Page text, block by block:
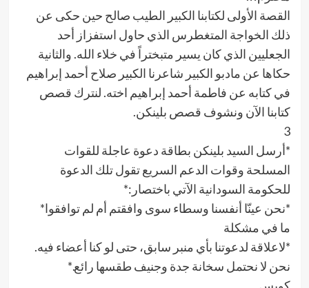
القصة الأولى لكتابنا الكبير الطيب صالح حين حكى عن
ذلك الخواجة المتغطرس الذي حاول استفزاز أحد
الجعليين الذي كان يسير متبختراً في خلاء الله. والثانية
حكاها عن مادبو الكبير شاعرنا الكبير صلاح أحمد إبراهيم
في كتابه عن فاطمة أحمد إبراهيم اخته. لنترك قصص
كتابنا الآن ونشوف قصص بلينكن.
3
*أرسل السيد بلينكن بطاقة دعوة عاجلة للقوات
المسلحة وقوات الدعم السريع تقول تلك الدعوة
للحكومة السودانية الآتي باختصار:*
*نحن عينّا أنفسنا وسطاء سوى وافقتم أم لم توافقوا*
ما في مشكلة
*لاعلاقة لدعوتنا بأي منبر سابق، حتى لو كنا أعضاء فيه.
نحن لا نحتمل سخانة جدة وجنيف طقسها رائع.*